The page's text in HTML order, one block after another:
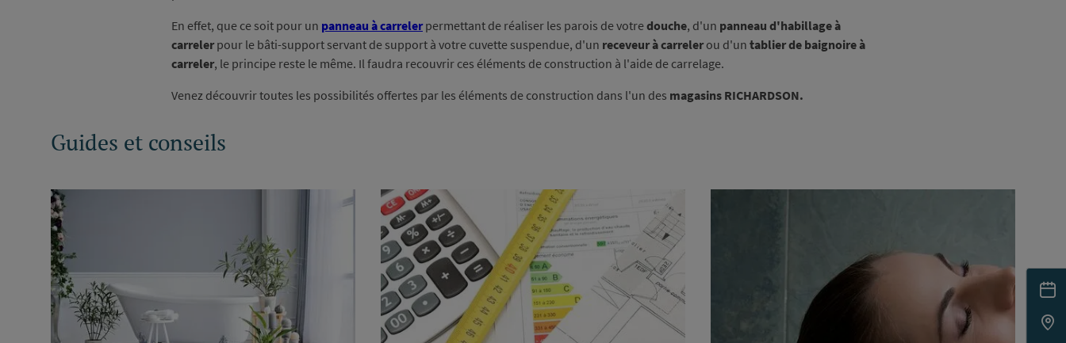
En effet, que ce soit pour un panneau à carrelerpermettant de réaliser les parois de votredouche, d'un panneau d'habillage à
carrelerpour le bâti-support servant de support à votre cuvette suspendue, d'un receveur à carrelerou d'un tablier de baignoire à
carreler, le principe reste le même. Il faudra recouvrir ces éléments de construction à l'aide de carrelage.
Venez découvrir toutes les possibilités offertes par les éléments de construction dans l'un des magasins RICHARDSON.
Guides et conseils